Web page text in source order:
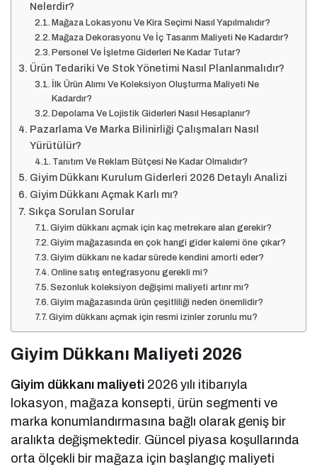
Nelerdir?
Mağaza Lokasyonu Ve Kira Seçimi Nasıl Yapılmalıdır?
Mağaza Dekorasyonu Ve İç Tasarım Maliyeti Ne Kadardır?
Personel Ve İşletme Giderleri Ne Kadar Tutar?
Ürün Tedariki Ve Stok Yönetimi Nasıl Planlanmalıdır?
İlk Ürün Alımı Ve Koleksiyon Oluşturma Maliyeti Ne
Kadardır?
Depolama Ve Lojistik Giderleri Nasıl Hesaplanır?
Pazarlama Ve Marka Bilinirliği Çalışmaları Nasıl
Yürütülür?
Tanıtım Ve Reklam Bütçesi Ne Kadar Olmalıdır?
Giyim Dükkanı Kurulum Giderleri 2026 Detaylı Analizi
Giyim Dükkanı Açmak Karlı mı?
Sıkça Sorulan Sorular
Giyim dükkanı açmak için kaç metrekare alan gerekir?
Giyim mağazasında en çok hangi gider kalemi öne çıkar?
Giyim dükkanı ne kadar sürede kendini amorti eder?
Online satış entegrasyonu gerekli mi?
Sezonluk koleksiyon değişimi maliyeti artırır mı?
Giyim mağazasında ürün çeşitliliği neden önemlidir?
Giyim dükkanı açmak için resmi izinler zorunlu mu?
Giyim Dükkanı Maliyeti 2026
Giyim dükkanı maliyeti 2026 yılı itibarıyla
lokasyon, mağaza konsepti, ürün segmenti ve
marka konumlandırmasına bağlı olarak geniş bir
aralıkta değişmektedir. Güncel piyasa koşullarında
orta ölçekli bir mağaza için başlangıç maliyeti